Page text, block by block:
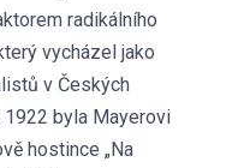
radikálního
vycházel jako
v Českých
1922 byla Mayerovi
hostince „Na